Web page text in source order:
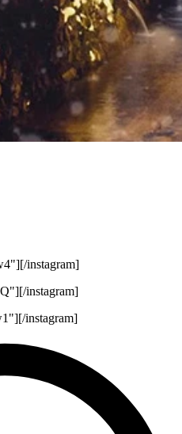
instagram]
instagram]
instagram]